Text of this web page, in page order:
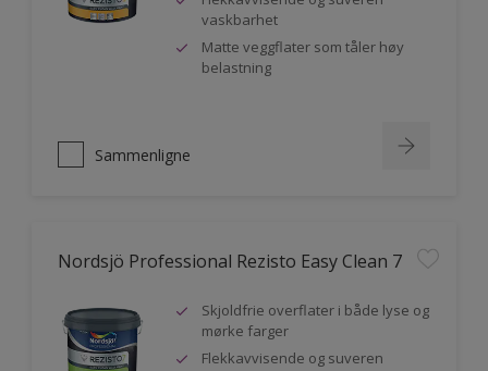
vaskbarhet
Matte veggflater som tåler høy
belastning
Sammenligne
Nordsjö Professional Rezisto Easy Clean 7
Skjoldfrie overflater i både lyse og
mørke farger
Flekkavvisende og suveren